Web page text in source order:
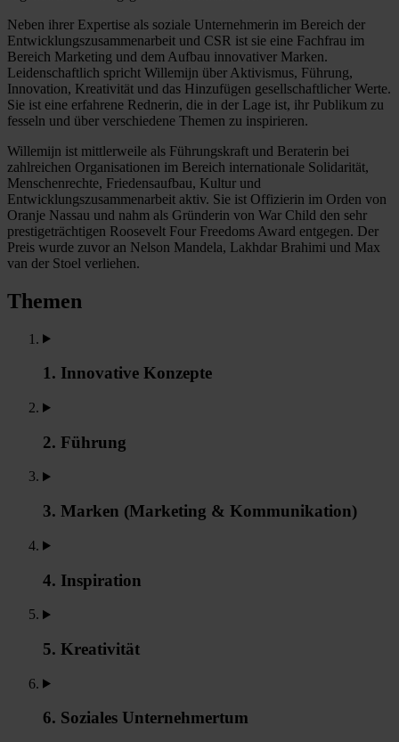
Neben ihrer Expertise als soziale Unternehmerin im Bereich der
Entwicklungszusammenarbeit und CSR ist sie eine Fachfrau im
Bereich Marketing und dem Aufbau innovativer Marken.
Leidenschaftlich spricht Willemijn über Aktivismus, Führung,
Innovation, Kreativität und das Hinzufügen gesellschaftlicher Werte.
Sie ist eine erfahrene Rednerin, die in der Lage ist, ihr Publikum zu
fesseln und über verschiedene Themen zu inspirieren.
Willemijn ist mittlerweile als Führungskraft und Beraterin bei
zahlreichen Organisationen im Bereich internationale Solidarität,
Menschenrechte, Friedensaufbau, Kultur und
Entwicklungszusammenarbeit aktiv. Sie ist Offizierin im Orden von
Oranje Nassau und nahm als Gründerin von War Child den sehr
prestigeträchtigen Roosevelt Four Freedoms Award entgegen. Der
Preis wurde zuvor an Nelson Mandela, Lakhdar Brahimi und Max
van der Stoel verliehen.
Themen
1. Innovative Konzepte
2. Führung
3. Marken (Marketing & Kommunikation)
4. Inspiration
5. Kreativität
6. Soziales Unternehmertum